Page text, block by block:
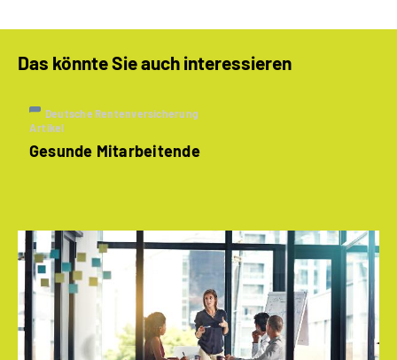
Das könnte Sie auch interessieren
Deutsche Rentenversicherung
Artikel
Gesunde ­Mitarbeitende